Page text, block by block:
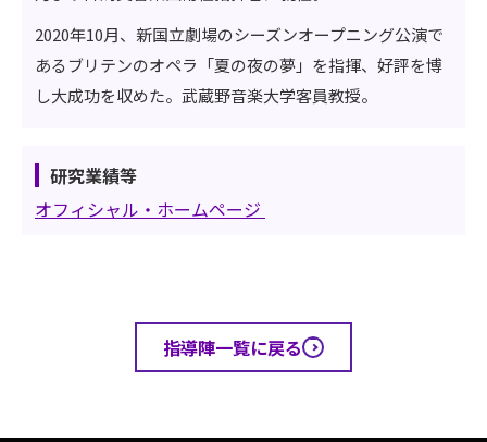
2020年10月、新国立劇場のシーズンオープニング公演で
あるブリテンのオペラ「夏の夜の夢」を指揮、好評を博
し大成功を収めた。武蔵野音楽大学客員教授。
研究業績等
オフィシャル・ホームページ
指導陣一覧に戻る